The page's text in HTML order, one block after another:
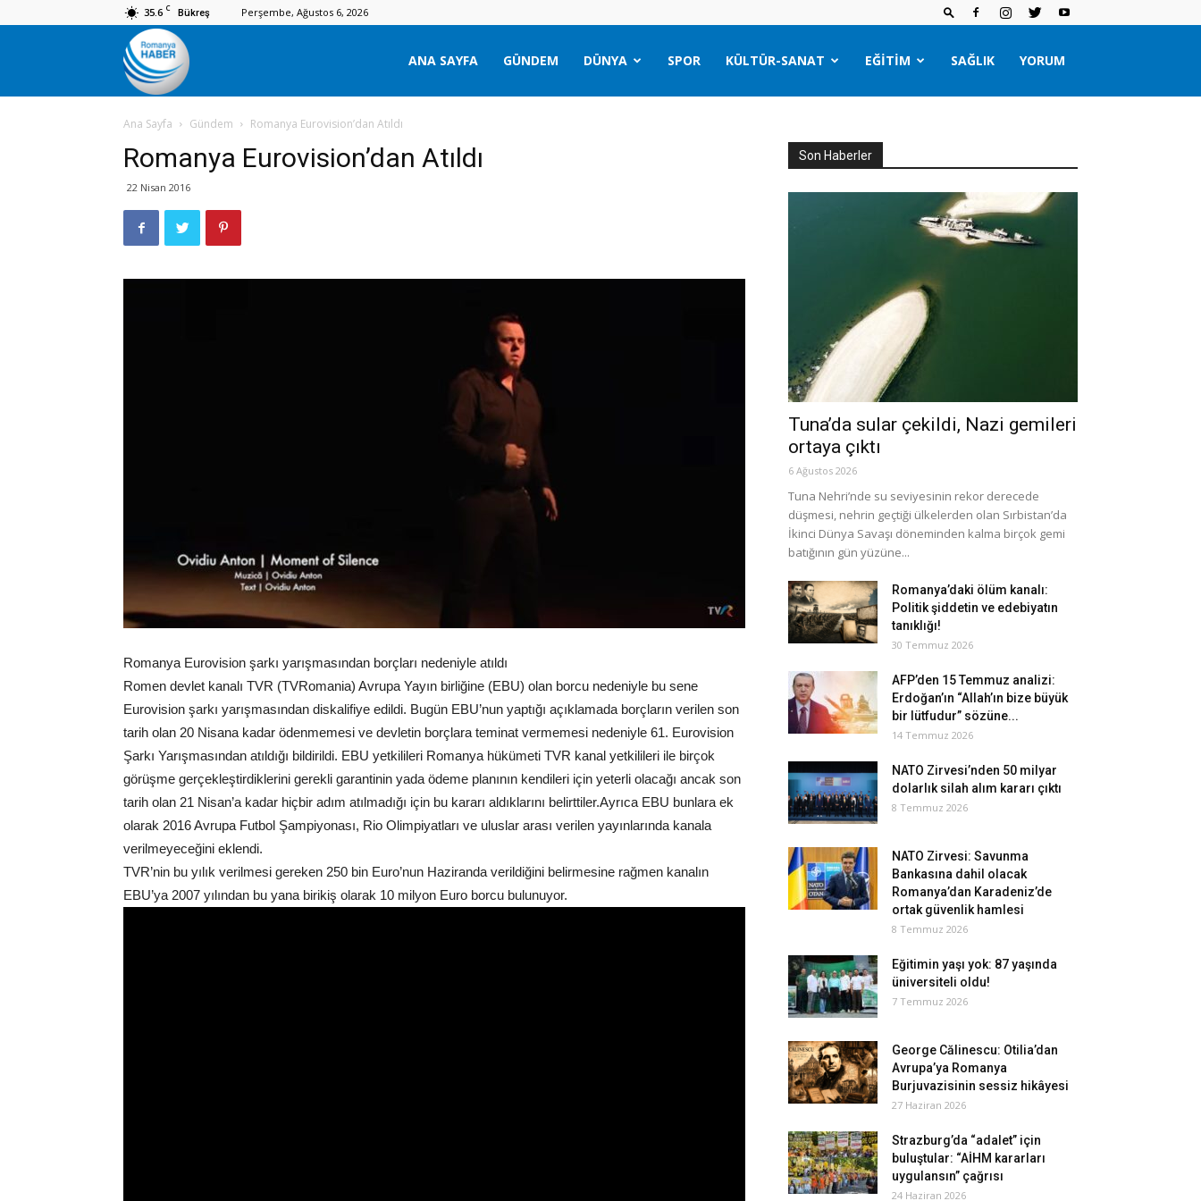
35.6 C Bükreş Perşembe, Ağustos 6, 2026
Romanya
Haber
ANA SAYFA GÜNDEM DÜNYA SPOR KÜLTÜR-SANAT EĞITIM SAĞLIK YORUM
Ana Sayfa Gündem Romanya Eurovision’dan Atıldı
Romanya Eurovision’dan Atıldı
22 Nisan 2016
Romanya Eurovision şarkı yarışmasından borçları nedeniyle atıldı
Romen devlet kanalı TVR (TVRomania) Avrupa Yayın birliğine (EBU) olan borcu nedeniyle bu sene
Eurovision şarkı yarışmasından diskalifiye edildi. Bugün EBU’nun yaptığı açıklamada borçların verilen son
tarih olan 20 Nisana kadar ödenmemesi ve devletin borçlara teminat vermemesi nedeniyle 61. Eurovision
Şarkı Yarışmasından atıldığı bildirildi. EBU yetkilileri Romanya hükümeti TVR kanal yetkilileri ile birçok
görüşme gerçekleştirdiklerini gerekli garantinin yada ödeme planının kendileri için yeterli olacağı ancak son
tarih olan 21 Nisan’a kadar hiçbir adım atılmadığı için bu kararı aldıklarını belirttiler.Ayrıca EBU bunlara ek
olarak 2016 Avrupa Futbol Şampiyonası, Rio Olimpiyatları ve uluslar arası verilen yayınlarında kanala
verilmeyeceğini eklendi.
TVR’nin bu yılık verilmesi gereken 250 bin Euro’nun Haziranda verildiğini belirmesine rağmen kanalın
EBU’ya 2007 yılından bu yana birikiş olarak 10 milyon Euro borcu bulunuyor.
Son Haberler
Tuna’da sular çekildi, Nazi gemileri
ortaya çıktı
6 Ağustos 2026
Tuna Nehri’nde su seviyesinin rekor derecede
düşmesi, nehrin geçtiği ülkelerden olan Sırbistan’da
İkinci Dünya Savaşı döneminden kalma birçok gemi
batığının gün yüzüne...
Romanya’daki ölüm kanalı:
Politik şiddetin ve edebiyatın
tanıklığı!
30 Temmuz 2026
AFP’den 15 Temmuz analizi:
Erdoğan’ın “Allah’ın bize büyük
bir lütfudur” sözüne...
14 Temmuz 2026
NATO Zirvesi’nden 50 milyar
dolarlık silah alım kararı çıktı
8 Temmuz 2026
NATO Zirvesi: Savunma
Bankasına dahil olacak
Romanya’dan Karadeniz’de
ortak güvenlik hamlesi
8 Temmuz 2026
Eğitimin yaşı yok: 87 yaşında
üniversiteli oldu!
7 Temmuz 2026
George Călinescu: Otilia’dan
Avrupa’ya Romanya
Burjuvazisinin sessiz hikâyesi
27 Haziran 2026
Strazburg’da “adalet” için
buluştular: “AİHM kararları
uygulansın” çağrısı
24 Haziran 2026